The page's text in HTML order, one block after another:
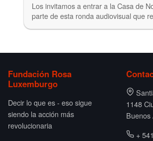
Los invitamos a entrar a la Casa de
parte de esta ronda audiovisual que
Fundación Rosa
Luxemburgo
Decir lo que es - eso sigue
siendo la acción más
revolucionaria
1148
Buenos
+